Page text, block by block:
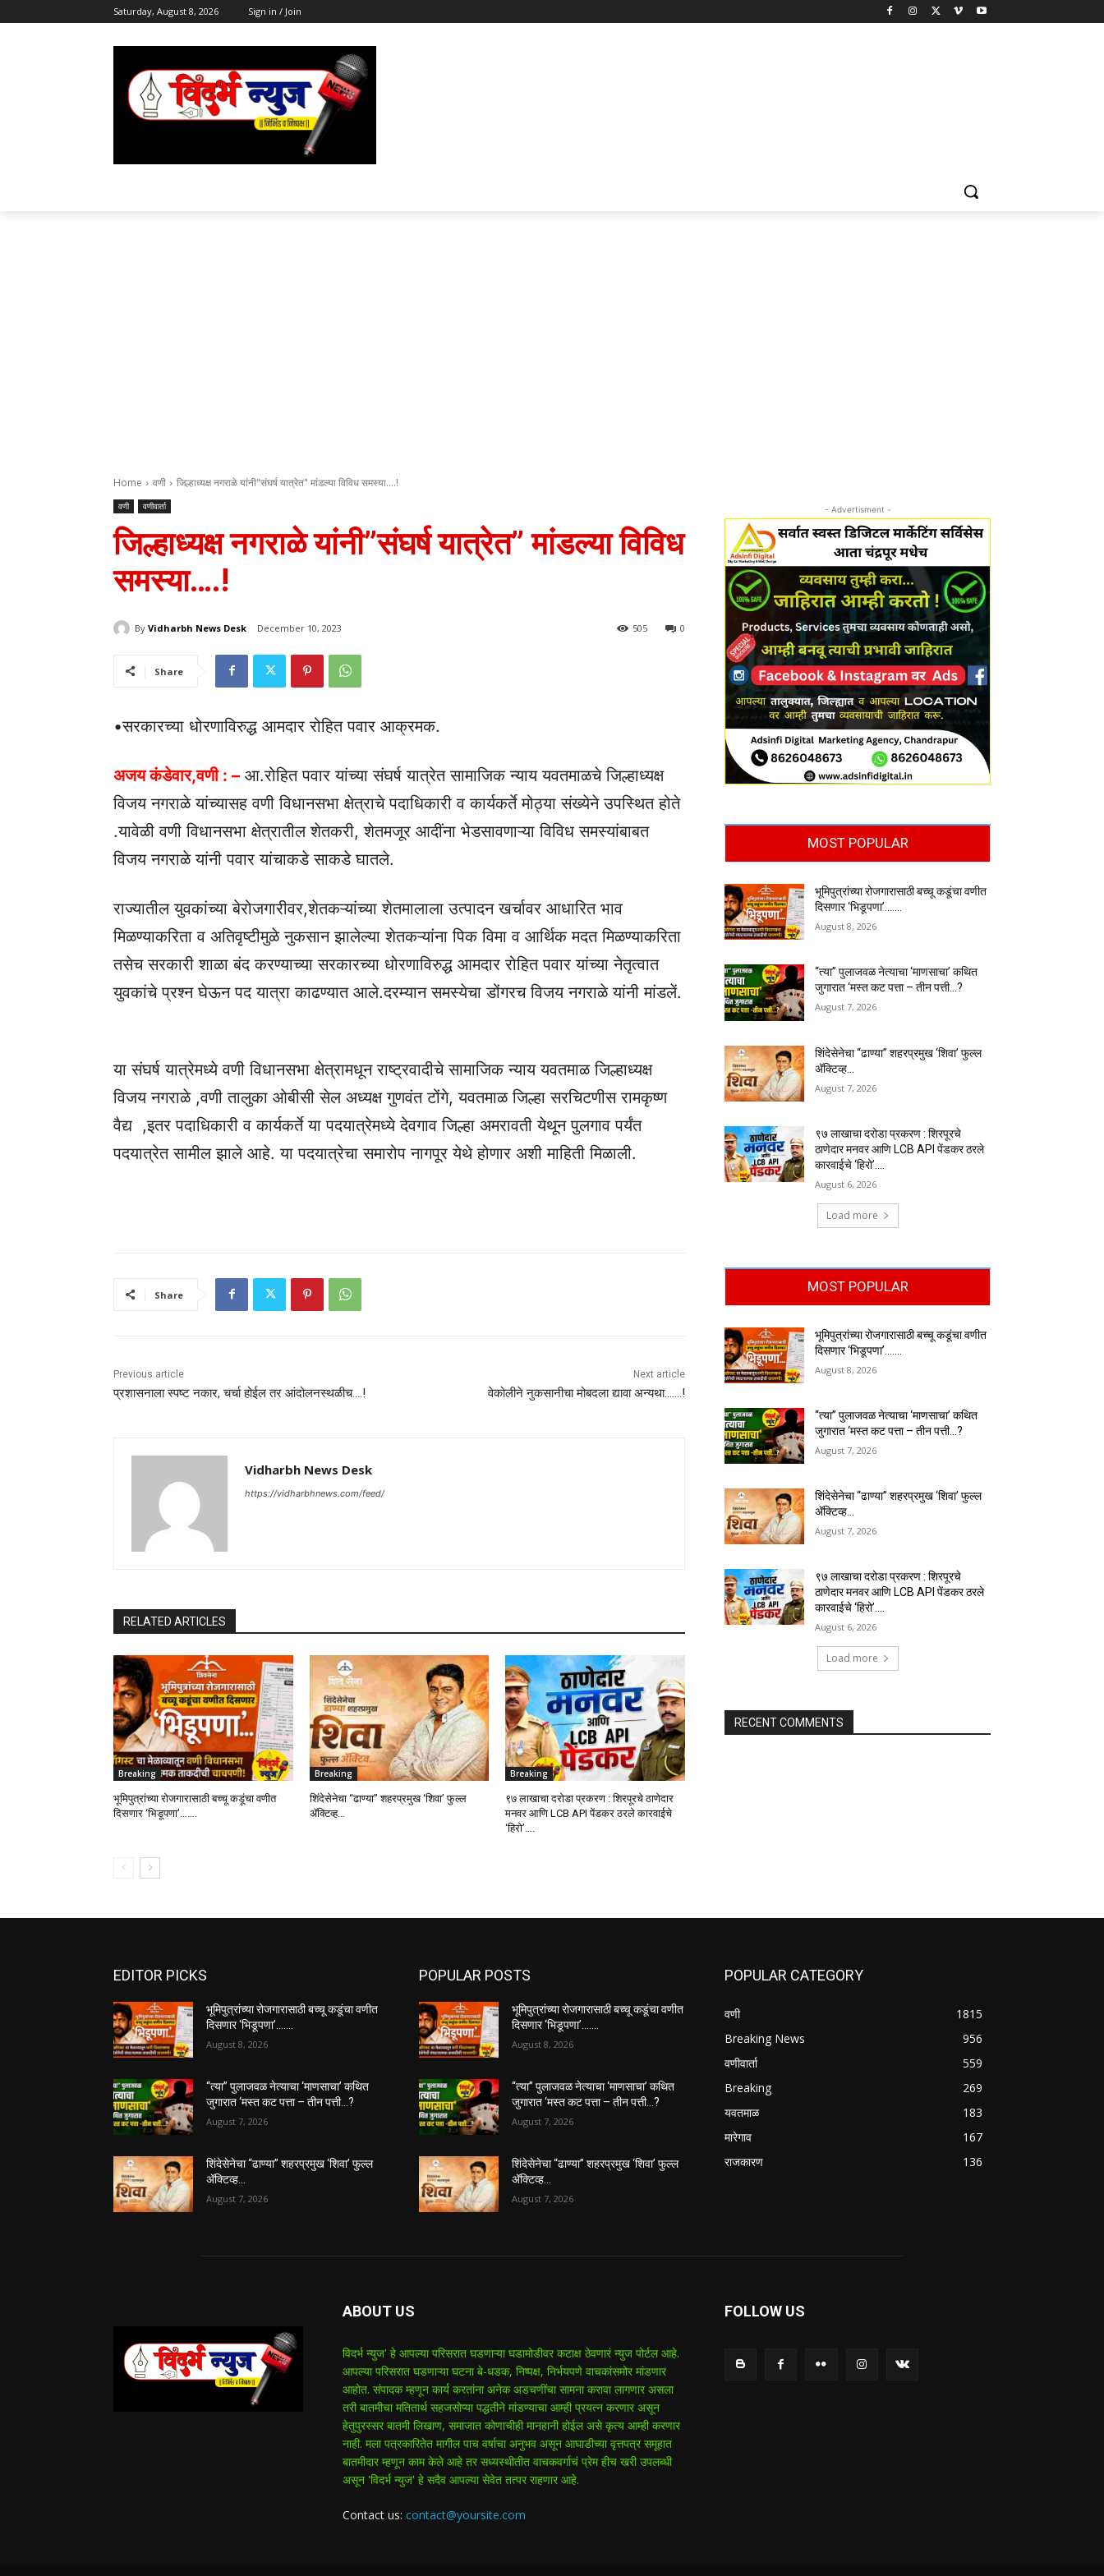
Saturday, August 8, 2026 Sign in / Join
Home वणी जिल्हाध्यक्ष नगराळे यांनी"संघर्ष यात्रेत" मांडल्या विविध समस्या....!
वणी वणीवार्ता
जिल्हाध्यक्ष नगराळे यांनी”संघर्ष यात्रेत” मांडल्या विविध
समस्या….!
By Vidharbh News Desk December 10, 2023 0
505
Share
•सरकारच्या धोरणाविरुद्ध आमदार रोहित पवार आक्रमक.
अजय कंडेवार,वणी : – आ.रोहित पवार यांच्या संघर्ष यात्रेत सामाजिक न्याय यवतमाळचे जिल्हाध्यक्ष
विजय नगराळे यांच्यासह वणी विधानसभा क्षेत्राचे पदाधिकारी व कार्यकर्ते मोठ्या संख्येने उपस्थित होते
.यावेळी वणी विधानसभा क्षेत्रातील शेतकरी, शेतमजूर आदींना भेडसावणाऱ्या विविध समस्यांबाबत
विजय नगराळे यांनी पवार यांचाकडे साकडे घातले.
राज्यातील युवकांच्या बेरोजगारीवर,शेतकऱ्यांच्या शेतमालाला उत्पादन खर्चावर आधारित भाव
मिळण्याकरिता व अतिवृष्टीमुळे नुकसान झालेल्या शेतकऱ्यांना पिक विमा व आर्थिक मदत मिळण्याकरिता
तसेच सरकारी शाळा बंद करण्याच्या सरकारच्या धोरणाविरुद्ध आमदार रोहित पवार यांच्या नेतृत्वात
युवकांचे प्रश्न घेऊन पद यात्रा काढण्यात आले.दरम्यान समस्येचा डोंगरच विजय नगराळे यांनी मांडलें.
या संघर्ष यात्रेमध्ये वणी विधानसभा क्षेत्रामधून राष्ट्रवादीचे सामाजिक न्याय यवतमाळ जिल्हाध्यक्ष
विजय नगराळे ,वणी तालुका ओबीसी सेल अध्यक्ष गुणवंत टोंगे, यवतमाळ जिल्हा सरचिटणीस रामकृष्ण
वैद्य ,इतर पदाधिकारी व कार्यकर्ते या पदयात्रेमध्ये देवगाव जिल्हा अमरावती येथून पुलगाव पर्यंत
पदयात्रेत सामील झाले आहे. या पदयात्रेचा समारोप नागपूर येथे होणार अशी माहिती मिळाली.
Share
Previous article
प्रशासनाला स्पष्ट नकार, चर्चा होईल तर आंदोलनस्थळीच….!
Next article
वेकोलीने नुकसानीचा मोबदला द्यावा अन्यथा…….!
Vidharbh News Desk
https://vidharbhnews.com/feed/
RELATED ARTICLES
Breaking
भूमिपुत्रांच्या रोजगारासाठी बच्चू कडूंचा वणीत
दिसणार ‘भिडूपणा’…….
Breaking
शिंदेसेनेचा “ढाण्या” शहरप्रमुख ‘शिवा’ फुल्ल
ॲक्टिव्ह…
Breaking
९७ लाखाचा दरोडा प्रकरण : शिरपूरचे ठाणेदार
मनवर आणि LCB API पेंडकर ठरले कारवाईचे
‘हिरो’….
- Advertisment -
MOST POPULAR
भूमिपुत्रांच्या रोजगारासाठी बच्चू कडूंचा वणीत
दिसणार ‘भिडूपणा’…….
August 8, 2026
“त्या” पुलाजवळ नेत्याचा ‘माणसाचा’ कथित
जुगारात ‘मस्त कट पत्ता – तीन पत्ती…?
August 7, 2026
शिंदेसेनेचा “ढाण्या” शहरप्रमुख ‘शिवा’ फुल्ल
ॲक्टिव्ह…
August 7, 2026
९७ लाखाचा दरोडा प्रकरण : शिरपूरचे
ठाणेदार मनवर आणि LCB API पेंडकर ठरले
कारवाईचे ‘हिरो’….
August 6, 2026
Load more
MOST POPULAR
भूमिपुत्रांच्या रोजगारासाठी बच्चू कडूंचा वणीत
दिसणार ‘भिडूपणा’…….
August 8, 2026
“त्या” पुलाजवळ नेत्याचा ‘माणसाचा’ कथित
जुगारात ‘मस्त कट पत्ता – तीन पत्ती…?
August 7, 2026
शिंदेसेनेचा “ढाण्या” शहरप्रमुख ‘शिवा’ फुल्ल
ॲक्टिव्ह…
August 7, 2026
९७ लाखाचा दरोडा प्रकरण : शिरपूरचे
ठाणेदार मनवर आणि LCB API पेंडकर ठरले
कारवाईचे ‘हिरो’….
August 6, 2026
Load more
RECENT COMMENTS
EDITOR PICKS
भूमिपुत्रांच्या रोजगारासाठी बच्चू कडूंचा वणीत
दिसणार ‘भिडूपणा’…….
August 8, 2026
“त्या” पुलाजवळ नेत्याचा ‘माणसाचा’ कथित
जुगारात ‘मस्त कट पत्ता – तीन पत्ती…?
August 7, 2026
शिंदेसेनेचा “ढाण्या” शहरप्रमुख ‘शिवा’ फुल्ल
ॲक्टिव्ह…
August 7, 2026
POPULAR POSTS
भूमिपुत्रांच्या रोजगारासाठी बच्चू कडूंचा वणीत
दिसणार ‘भिडूपणा’…….
August 8, 2026
“त्या” पुलाजवळ नेत्याचा ‘माणसाचा’ कथित
जुगारात ‘मस्त कट पत्ता – तीन पत्ती…?
August 7, 2026
शिंदेसेनेचा “ढाण्या” शहरप्रमुख ‘शिवा’ फुल्ल
ॲक्टिव्ह…
August 7, 2026
POPULAR CATEGORY
वणी
1815
Breaking News
956
वणीवार्ता
559
Breaking
269
यवतमाळ
183
मारेगाव
167
राजकारण
136
ABOUT US
विदर्भ न्युज' हे आपल्या परिसरात घडणाऱ्या घडामोडीवर कटाक्ष ठेवणारं न्युज पोर्टल आहे.
आपल्या परिसरात घडणाऱ्या घटना बे-धडक, निष्पक्ष, निर्भयपणे वाचकांसमोर मांडणार
आहोत. संपादक म्हणून कार्य करतांना अनेक अडचणींचा सामना करावा लागणार असला
तरी बातमीचा मतितार्थ सहजसोप्या पद्धतीने मांडण्याचा आम्ही प्रयत्न करणार असून
हेतुपुरस्सर बातमी लिखाण, समाजात कोणाचीही मानहानी होईल असे कृत्य आम्ही करणार
नाही. मला पत्रकारितेत मागील पाच वर्षाचा अनुभव असून आघाडीच्या वृत्तपत्र समूहात
बातमीदार म्हणून काम केले आहे तर सध्यस्थीतीत वाचकवर्गाचं प्रेम हीच खरी उपलब्धी
असून 'विदर्भ न्युज' हे सदैव आपल्या सेवेत तत्पर राहणार आहे.
Contact us: contact@yoursite.com
FOLLOW US